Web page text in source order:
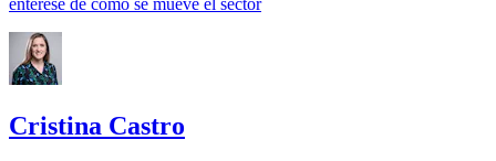
Cristina Castro